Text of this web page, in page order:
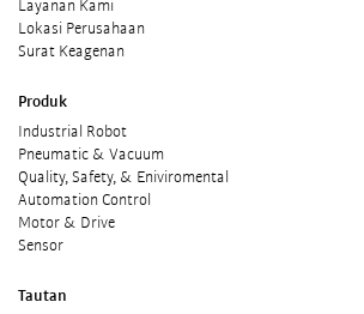
Layanan Kami
Lokasi Perusahaan
Surat Keagenan
Produk
Industrial Robot
Pneumatic & Vacuum
Quality, Safety, & Eniviromental
Automation Control
Motor & Drive
Sensor
Tautan